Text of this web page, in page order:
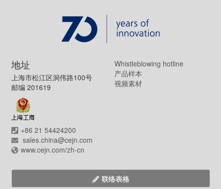
地址
上海市松江区洞伟路100号
邮编 201619
+86 21 54424200
sales.china@cejn.com
www.cejn.com/zh-cn
Whistleblowing hotline
产品样本
视频素材
联络表格